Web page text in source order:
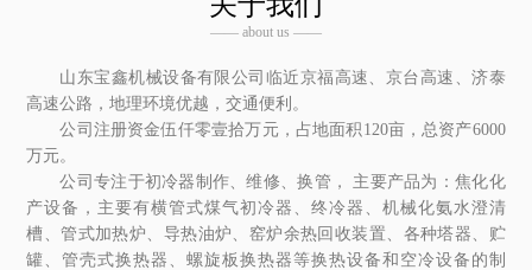
—— about us ——
山东宝鑫机械设备有限公司临近京福高速、京台高速、济泰
高速公路，地理环境优越，交通便利。
公司注册资金伍仟零壹拾万元，占地面积120亩，总资产6000
万元。
公司专注于初冷器制作、维修、换管， 主要产品为：焦化化
产设备，主要有横管式煤气初冷器、终冷器、机械化氨水澄清
槽、管式加热炉、导热油炉、窑炉余热回收装置、各种塔器、贮
罐、管壳式换热器、螺旋板换热器等换热设备和空冷设备的制